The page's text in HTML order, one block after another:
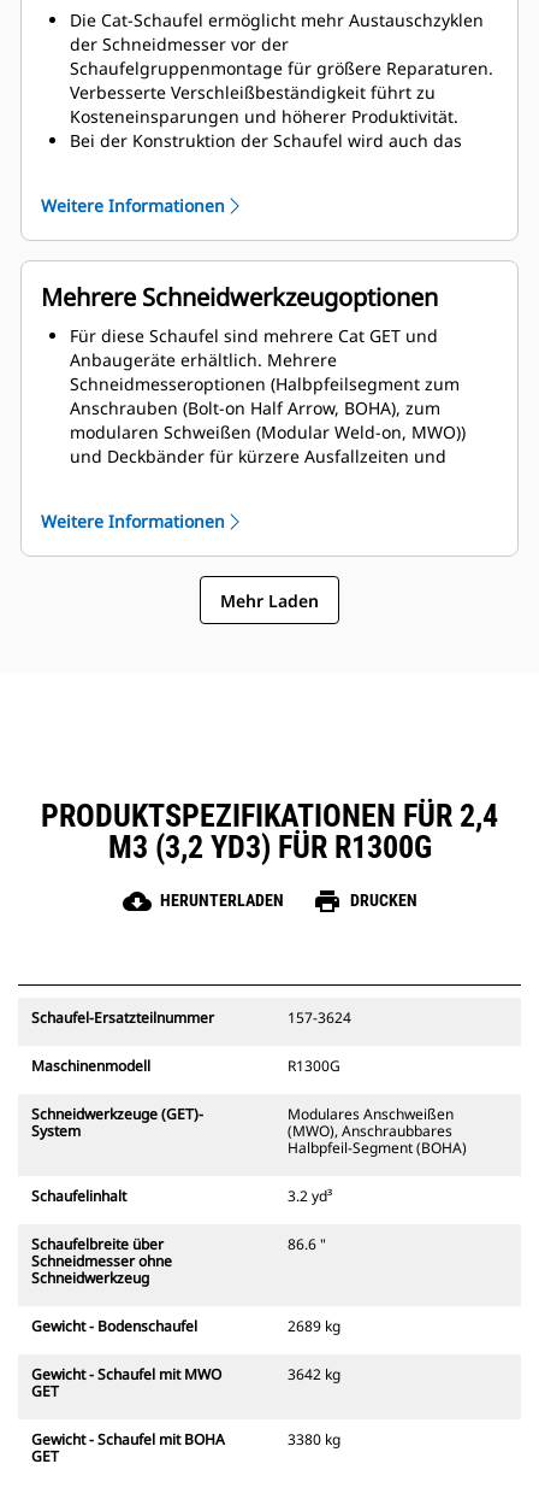
Die Cat-Schaufel ermöglicht mehr Austauschzyklen
der Schneidmesser vor der
Schaufelgruppenmontage für größere Reparaturen.
Verbesserte Verschleißbeständigkeit führt zu
Kosteneinsparungen und höherer Produktivität.
Bei der Konstruktion der Schaufel wird auch das
Verbesserung der Gesamtleistung der Maschine
angestrebt werden.
Cat GET bietet auch große Wettbewerbsvorteile.
Weitere Informationen
Mehrere Schneidwerkzeugoptionen
Für diese Schaufel sind mehrere Cat GET und
Anbaugeräte erhältlich. Mehrere
Schneidmesseroptionen (Halbpfeilsegment zum
Anschrauben (Bolt-on Half Arrow, BOHA), zum
modularen Schweißen (Modular Weld-on, MWO))
und Deckbänder für kürzere Ausfallzeiten und
Rückseite der Schaufel und damit die Gefahr von
Beschädigungen des Auslegers/Hubarms und der
Komponenten usw.
Caterpillar bietet die Schaufel und eine umfassende
Palette von GET-Optionen an. Caterpillar und unsere
Weitere Informationen
Mehr Laden
PRODUKTSPEZIFIKATIONEN FÜR 2,4
M3 (3,2 YD3) FÜR R1300G
cloud_download HERUNTERLADEN print DRUCKEN
Schaufel-Ersatzteilnummer 157-3624
Maschinenmodell R1300G
Schneidwerkzeuge (GET)-
System
Modulares Anschweißen
(MWO), Anschraubbares
Halbpfeil-Segment (BOHA)
Schaufelinhalt 3.2 yd³
Schaufelbreite über
Schneidmesser ohne
Schneidwerkzeug
86.6 "
Gewicht - Bodenschaufel 2689 kg
Gewicht - Schaufel mit MWO
GET
3642 kg
Gewicht - Schaufel mit BOHA
GET
3380 kg